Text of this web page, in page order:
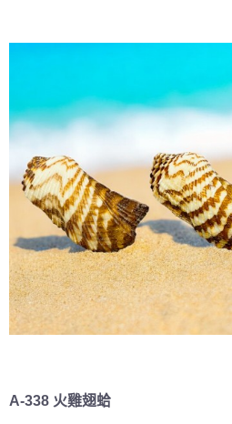
A-338 火雞翅蛤